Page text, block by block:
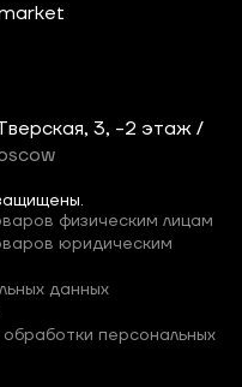
3, -2 этаж /
физическим лицам
юридическим
данных
персональных